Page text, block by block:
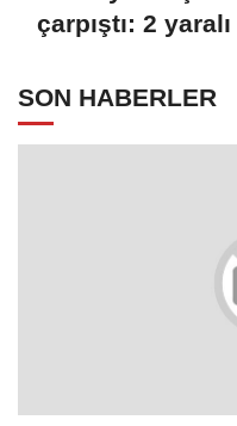
çarpıştı: 2 yaralı
SON HABERLER